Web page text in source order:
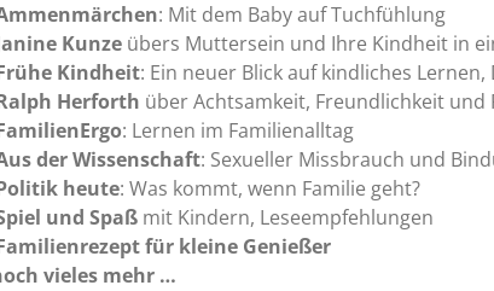
: Mit dem Baby auf Tuchfühlung
Kunze übers Muttersein und Ihre Kindheit in
Kindheit: Ein neuer Blick auf kindliches
Herforth über Achtsamkeit, Freundlichkeit
: Lernen im Familienalltag
der Wissenschaft: Sexueller Missbrauch und
heute: Was kommt, wenn Familie geht?
und Spaß mit Kindern, Leseempfehlungen
für kleine Genießer
vieles mehr …